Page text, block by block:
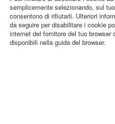
semplicemente selezionando, sul
consentono di rifiutarli. Ulteriori
da seguire per disabilitare i cookie
internet del fornitore del tuo browser
disponibili nella guida del browser.